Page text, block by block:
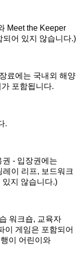
Meet the Keeper
되어 있지 않습니다.)
료에는 국내외 해양
포함됩니다.
.
- 입장권에는
이 리프, 보드워크
있지 않습니다.)
워크숍, 교육자
이 게임은 포함되어
이 어린이와